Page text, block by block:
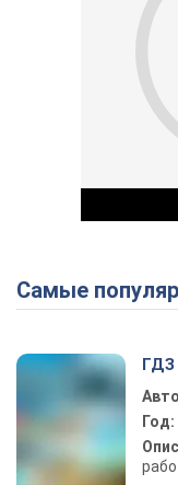
Самые
ГДЗ
Год: